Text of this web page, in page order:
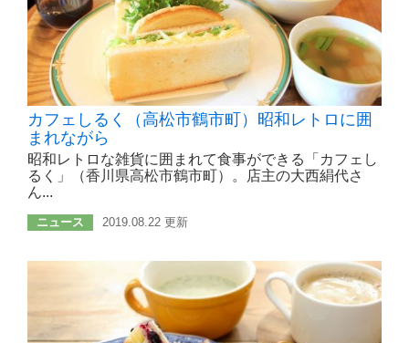
カフェしるく（高松市鶴市町）昭和レトロに囲
まれながら
昭和レトロな雑貨に囲まれて食事ができる「カフェし
るく」（香川県高松市鶴市町）。店主の大西絹代さ
ん...
ニュース 2019.08.22 更新